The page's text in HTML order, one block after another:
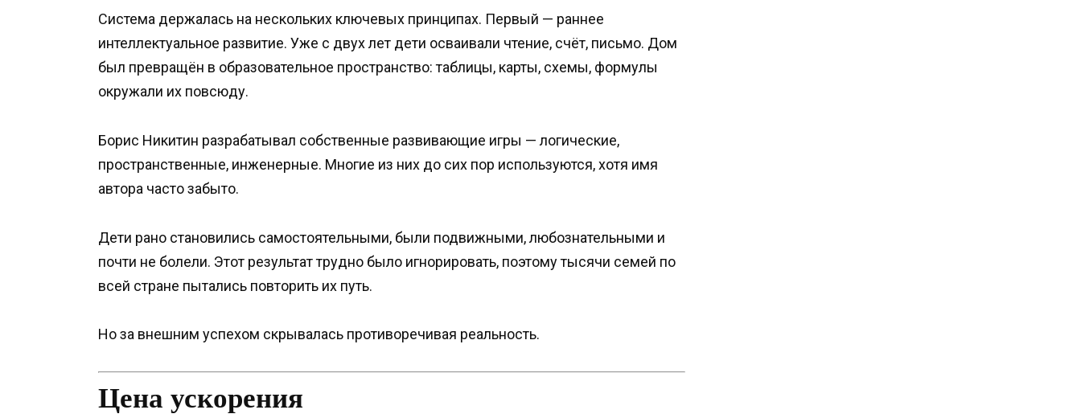
Система держалась на нескольких ключевых принципах. Первый — раннее
интеллектуальное развитие. Уже с двух лет дети осваивали чтение, счёт, письмо. Дом
был превращён в образовательное пространство: таблицы, карты, схемы, формулы
окружали их повсюду.
Борис Никитин разрабатывал собственные развивающие игры — логические,
пространственные, инженерные. Многие из них до сих пор используются, хотя имя
автора часто забыто.
Дети рано становились самостоятельными, были подвижными, любознательными и
почти не болели. Этот результат трудно было игнорировать, поэтому тысячи семей по
всей стране пытались повторить их путь.
Но за внешним успехом скрывалась противоречивая реальность.
Цена ускорения